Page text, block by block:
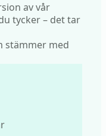
av vår
tycker – det tar
stämmer med